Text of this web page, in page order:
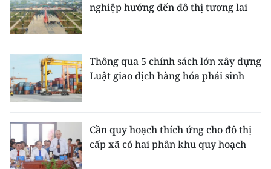
nghiệp hướng đến đô thị tương lai
Thông qua 5 chính sách lớn xây dựng
Luật giao dịch hàng hóa phái sinh
Cần quy hoạch thích ứng cho đô thị
cấp xã có hai phân khu quy hoạch